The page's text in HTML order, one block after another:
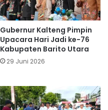
Gubernur Kalteng Pimpin
Upacara Hari Jadi ke-76
Kabupaten Barito Utara
29 Juni 2026